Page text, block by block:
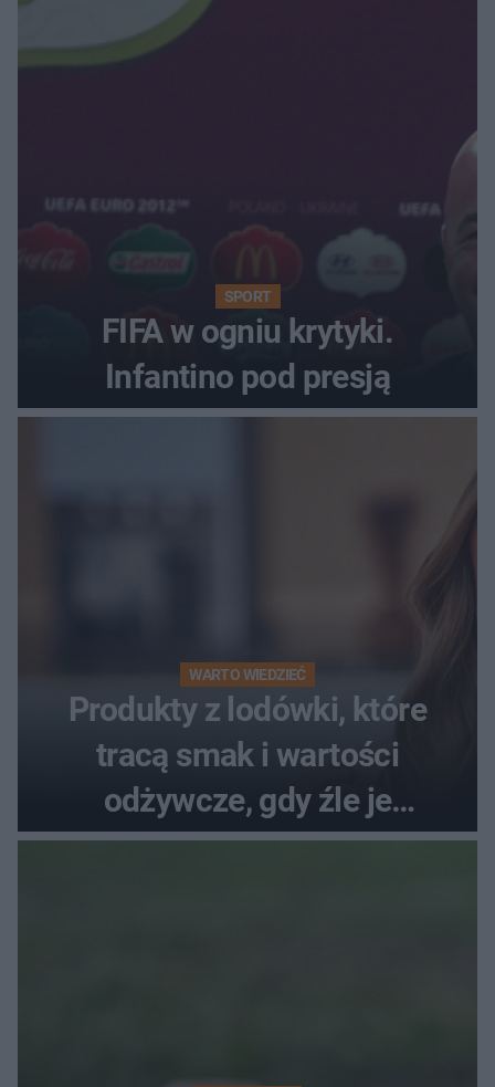
SPORT
FIFA w ogniu krytyki.
Infantino pod presją
WARTO WIEDZIEĆ
Produkty z lodówki, które
tracą smak i wartości
odżywcze, gdy źle je
przechowujesz. Uczestniczka